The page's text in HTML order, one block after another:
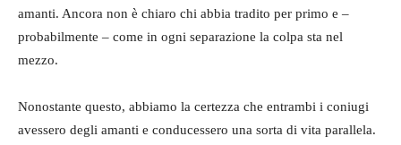
amanti. Ancora non è chiaro chi abbia tradito per primo e –
probabilmente – come in ogni separazione la colpa sta nel
mezzo.
Nonostante questo, abbiamo la certezza che entrambi i coniugi
avessero degli amanti e conducessero una sorta di vita parallela.